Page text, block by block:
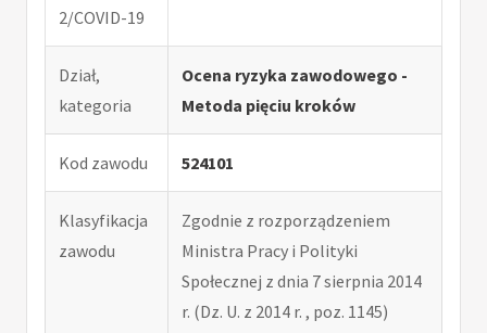
2/COVID-19
Dział,
kategoria
Ocena ryzyka zawodowego -
Metoda pięciu kroków
Kod zawodu 524101
Klasyfikacja
zawodu
Zgodnie z rozporządzeniem
Ministra Pracy i Polityki
Społecznej z dnia 7 sierpnia 2014
r. (Dz. U. z 2014 r. , poz. 1145)